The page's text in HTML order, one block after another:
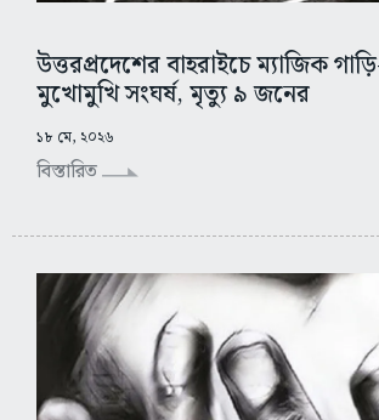
উত্তরপ্রদেশের বাহরাইচে ম্যাজিক
মুখোমুখি সংঘর্ষ, মৃত্যু ৯ জনের
১৮ মে, ২০২৬
বিস্তারিত